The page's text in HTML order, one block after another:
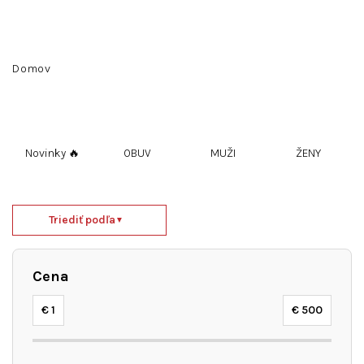
Domov
Novinky 🔥 OBUV MUŽI ŽENY
a
d
Triediť podľa ▼
Cena
€1 € 500